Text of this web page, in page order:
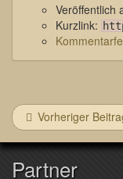
Veröffentlich
Kurzlink:
Vorheriger
Partner